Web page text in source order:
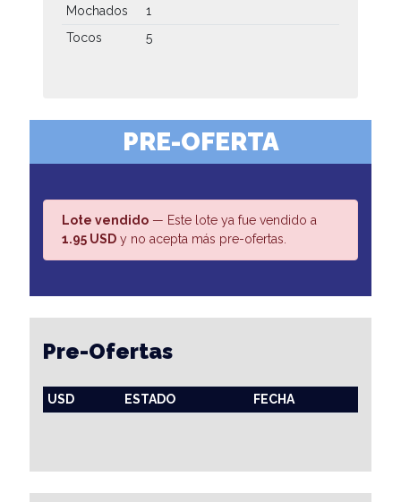
Mochados
1
Tocos
5
PRE-OFERTA
Lote vendido — Este lote ya fue vendido a
1.95 USD y no acepta más pre-ofertas.
Pre-Ofertas
USD ESTADO FECHA